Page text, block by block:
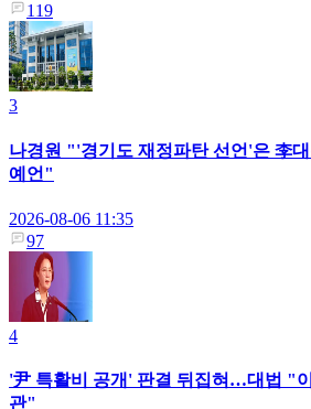
119
3
나경원 "'경기도 재정파탄 선언'은 李
예언"
2026-08-06 11:35
97
4
'尹 특활비 공개' 판결 뒤집혀…대법 "
관"